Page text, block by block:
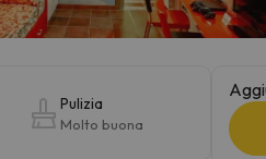
Pulizia
Molto buona